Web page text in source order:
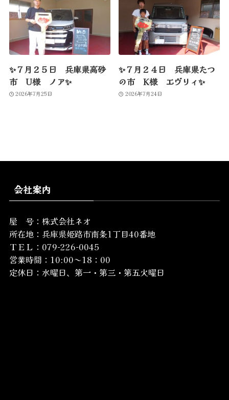
✨７月２５日 兵庫県高砂
市 U様 ノア✨
2026年7月25日
✨７月２４日 兵庫県たつ
の市 K様 エヴリィ✨
2026年7月24日
会社案内
屋 号：株式会社ネオ
所在地： 兵庫県姫路市南条1丁目40番地
ＴＥＬ：079-226-0045
営業時間：10:00～18：00
定休日：水曜日、第一・第三・第五火曜日